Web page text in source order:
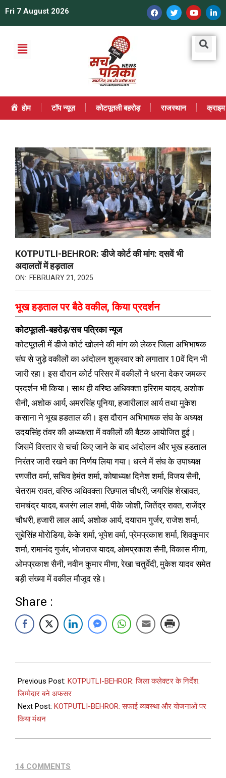
Fri 7 August 2026
होम टॉप न्यूज़ कोटपूतली बहरोड़ राजस्थान क्राइम
KOTPUTLI-BEHROR: डीजे कोर्ट की मांग: दसवें भी
अदालतों में हड़ताल
ON: FEBRUARY 21, 2025
भूख हड़ताल पर बैठे वकील, किया प्रदर्शन
कोटपूतली-बहरोड़/सच पत्रिका न्यूज
कोटपूतली में डीजे कोर्ट खोलने की मांग को लेकर जिला अभिभाषक
संघ से जुड़े वकीलों का आंदोलन शुक्रवार को लगातार 10वें दिन भी
जारी रहा। इस दौरान कोर्ट परिसर में वकीलों ने धरना देकर जमकर
प्रदर्शन भी किया। साथ ही वरिष्ठ अधिवक्ता हरिराम यादव, अशोक
सैनी, अशोक आर्य, अमरसिंह पूनिया, हजारीलाल आर्य तथा मुकेश
कसाना ने भूख हडताल की। इस दौरान अभिभाषक संघ के अध्यक्ष
उदयसिंह तंवर की अध्यक्षता में वकीलों की बैठक आयोजित हुई।
जिसमें विस्तार से चर्चा किए जाने के बाद आंदोलन और भूख हडताल
निरंतर जारी रखने का निर्णय लिया गया। धरने में संघ के उपाध्यक्ष
रणजीत वर्मा, सचिव हेमंत शर्मा, कोषाध्यक्ष दिनेश शर्मा, विजय सैनी,
चेतराम रावत, वरिष्ठ अधिवक्ता रिछपाल चौधरी, जयसिंह शेखावत,
रामचंद्र यादव, बजरंग लाल शर्मा, पीके जोशी, जितेंद्र रावत, राजेंद्र
चौधरी, हजारी लाल आर्य, अशोक आर्य, दयाराम गुर्जर, राजेश शर्मा,
सुबेसिंह मोरोडिया, केके शर्मा, भूपेश वर्मा, प्रेमप्रकाश शर्मा, शिवकुमार
शर्मा, रामानंद गुर्जर, भोजराज यादव, ओमप्रकाश सैनी, विकास मीणा,
ओमप्रकाश सैनी, नवीन कुमार मीणा, रेखा चतुर्वेदी, मुकेश यादव समेत
बड़ी संख्या में वकील मौजूद रहे।
Share :
Previous Post: KOTPUTLI-BEHROR: जिला कलेक्टर के निर्देश:
जिम्मेदार बने अफसर
Next Post: KOTPUTLI-BEHROR: सफाई व्यवस्था और योजनाओं पर
किया मंथन
14 COMMENTS